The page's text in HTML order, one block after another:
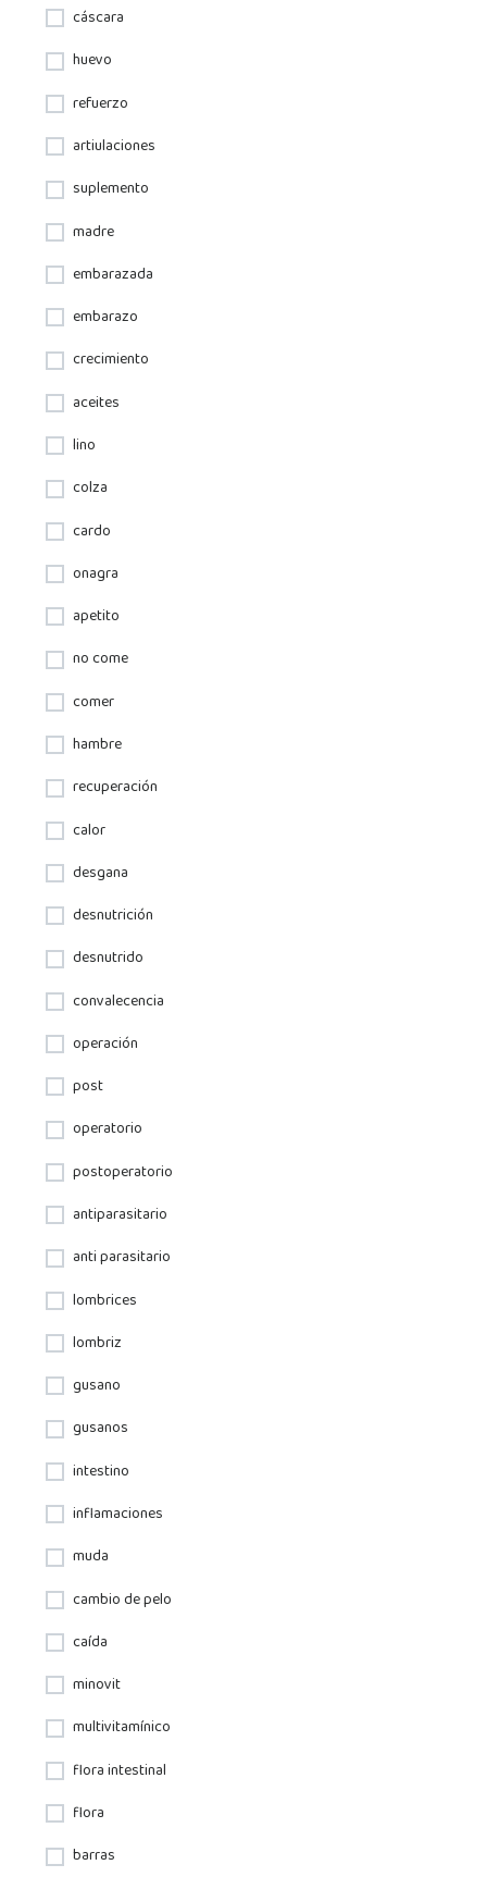
cáscara
huevo
refuerzo
artiulaciones
suplemento
madre
embarazada
embarazo
crecimiento
aceites
lino
colza
cardo
onagra
apetito
no come
comer
hambre
recuperación
calor
desgana
desnutrición
desnutrido
convalecencia
operación
post
operatorio
postoperatorio
antiparasitario
anti parasitario
lombrices
lombriz
gusano
gusanos
intestino
inflamaciones
muda
cambio de pelo
caída
minovit
multivitamínico
flora intestinal
flora
barras